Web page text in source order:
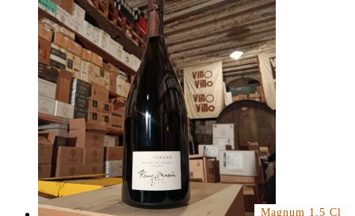
Magnum 1,5 Cl